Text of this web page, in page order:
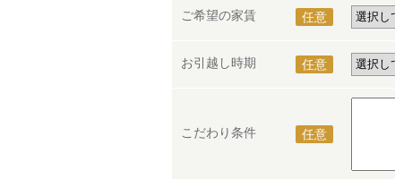
ご希望の家賃 任意
お引越し時期 任意
こだわり条件 任意